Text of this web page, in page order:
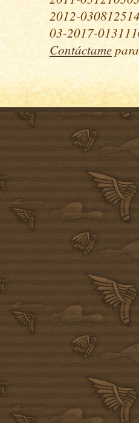
2012-
03-2017-
Contáctame